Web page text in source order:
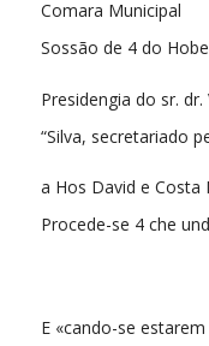
Comara Municipal
Sossão de 4 do
Presidengia do sr. dr.
“Silva, secretariado
a Hos David e Costa
Procede-se 4 che
E «cando-se